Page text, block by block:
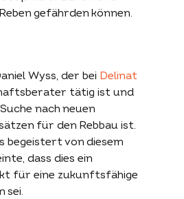
Beratung
Archiv
Beschrieb
Website konkret
gefährden können.
Wyss, der bei Delinat
tätig ist und
nach neuen
für den Rebbau ist.
begeistert von diesem
dass dies ein
für eine zukunftsfähige
sei.